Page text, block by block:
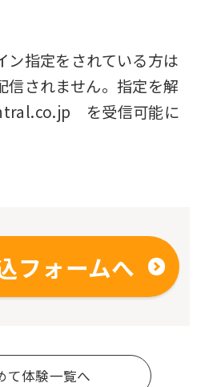
ン指定をされている方は
信されません。指定を解
を受信可能に
フォームへ
て体験一覧へ
content.
We
ask
this
before
using